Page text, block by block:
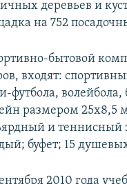
деревьев и
на 752
бытовой
входят:
футбола, волейбола,
размером 25х8,5
и теннисный
буфет; 15
2010 года